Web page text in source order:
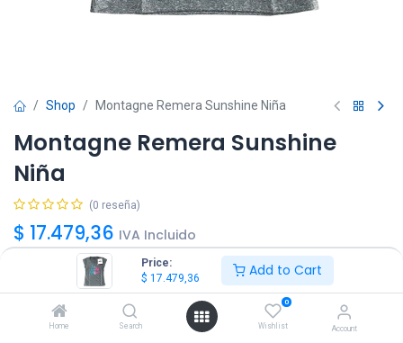
Price:
$ 17.479,36 Add to Cart
Home Search
0
Wishlist Account
Shop Montagne Remera Sunshine Niña
Montagne Remera Sunshine
Niña
(0 reseña)
$ 17.479,36 IVA Incluido
12